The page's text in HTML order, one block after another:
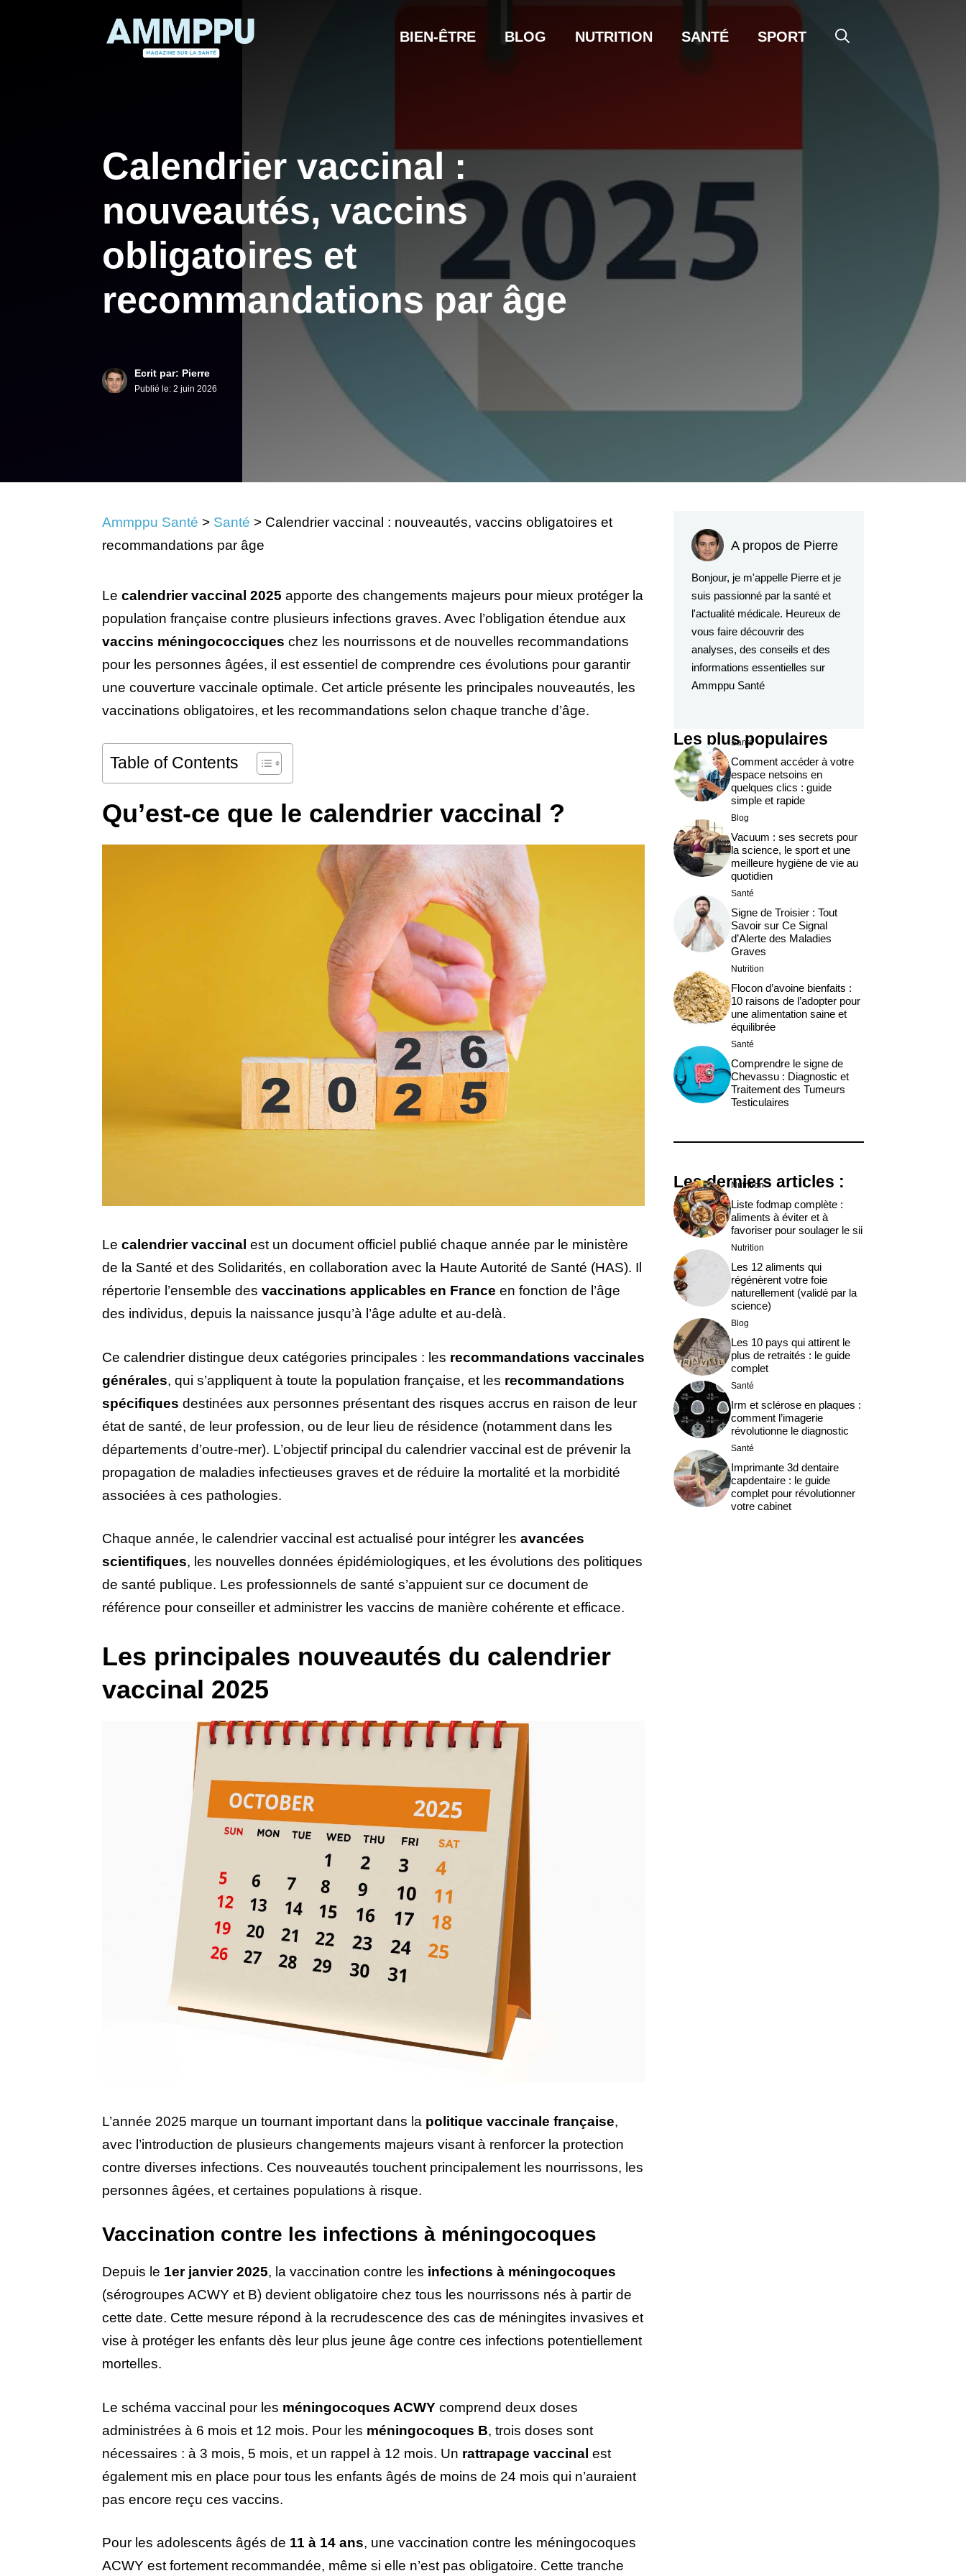
BIEN-ÊTRE BLOG NUTRITION SANTÉ SPORT
Calendrier vaccinal :
nouveautés, vaccins
obligatoires et
recommandations par âge
Ecrit par: Pierre
Publié le: 2 juin 2026
Ammppu Santé > Santé > Calendrier vaccinal : nouveautés, vaccins obligatoires et
recommandations par âge
Le calendrier vaccinal 2025 apporte des changements majeurs pour mieux protéger la
population française contre plusieurs infections graves. Avec l’obligation étendue aux
vaccins méningococciques chez les nourrissons et de nouvelles recommandations
pour les personnes âgées, il est essentiel de comprendre ces évolutions pour garantir
une couverture vaccinale optimale. Cet article présente les principales nouveautés, les
vaccinations obligatoires, et les recommandations selon chaque tranche d’âge.
Table of Contents
Qu’est-ce que le calendrier vaccinal ?
Le calendrier vaccinal est un document officiel publié chaque année par le ministère
de la Santé et des Solidarités, en collaboration avec la Haute Autorité de Santé (HAS). Il
répertorie l’ensemble des vaccinations applicables en France en fonction de l’âge
des individus, depuis la naissance jusqu’à l’âge adulte et au-delà.
Ce calendrier distingue deux catégories principales : les recommandations vaccinales
générales, qui s’appliquent à toute la population française, et les recommandations
spécifiques destinées aux personnes présentant des risques accrus en raison de leur
état de santé, de leur profession, ou de leur lieu de résidence (notamment dans les
départements d’outre-mer). L’objectif principal du calendrier vaccinal est de prévenir la
propagation de maladies infectieuses graves et de réduire la mortalité et la morbidité
associées à ces pathologies.
Chaque année, le calendrier vaccinal est actualisé pour intégrer les avancées
scientifiques, les nouvelles données épidémiologiques, et les évolutions des politiques
de santé publique. Les professionnels de santé s’appuient sur ce document de
référence pour conseiller et administrer les vaccins de manière cohérente et efficace.
Les principales nouveautés du calendrier
vaccinal 2025
L’année 2025 marque un tournant important dans la politique vaccinale française,
avec l’introduction de plusieurs changements majeurs visant à renforcer la protection
contre diverses infections. Ces nouveautés touchent principalement les nourrissons, les
personnes âgées, et certaines populations à risque.
Vaccination contre les infections à méningocoques
Depuis le 1er janvier 2025, la vaccination contre les infections à méningocoques
(sérogroupes ACWY et B) devient obligatoire chez tous les nourrissons nés à partir de
cette date. Cette mesure répond à la recrudescence des cas de méningites invasives et
vise à protéger les enfants dès leur plus jeune âge contre ces infections potentiellement
mortelles.
Le schéma vaccinal pour les méningocoques ACWY comprend deux doses
administrées à 6 mois et 12 mois. Pour les méningocoques B, trois doses sont
nécessaires : à 3 mois, 5 mois, et un rappel à 12 mois. Un rattrapage vaccinal est
également mis en place pour tous les enfants âgés de moins de 24 mois qui n’auraient
pas encore reçu ces vaccins.
Pour les adolescents âgés de 11 à 14 ans, une vaccination contre les méningocoques
ACWY est fortement recommandée, même si elle n’est pas obligatoire. Cette tranche
A propos de Pierre
Bonjour, je m'appelle Pierre et je
suis passionné par la santé et
l'actualité médicale. Heureux de
vous faire découvrir des
analyses, des conseils et des
informations essentielles sur
Ammppu Santé
Les plus populaires
Santé
Comment accéder à votre
espace netsoins en
quelques clics : guide
simple et rapide
Blog
Vacuum : ses secrets pour
la science, le sport et une
meilleure hygiène de vie au
quotidien
Santé
Signe de Troisier : Tout
Savoir sur Ce Signal
d’Alerte des Maladies
Graves
Nutrition
Flocon d’avoine bienfaits :
10 raisons de l’adopter pour
une alimentation saine et
équilibrée
Santé
Comprendre le signe de
Chevassu : Diagnostic et
Traitement des Tumeurs
Testiculaires
Les derniers articles :
Nutrition
Liste fodmap complète :
aliments à éviter et à
favoriser pour soulager le sii
Nutrition
Les 12 aliments qui
régénèrent votre foie
naturellement (validé par la
science)
Blog
Les 10 pays qui attirent le
plus de retraités : le guide
complet
Santé
Irm et sclérose en plaques :
comment l’imagerie
révolutionne le diagnostic
Santé
Imprimante 3d dentaire
capdentaire : le guide
complet pour révolutionner
votre cabinet